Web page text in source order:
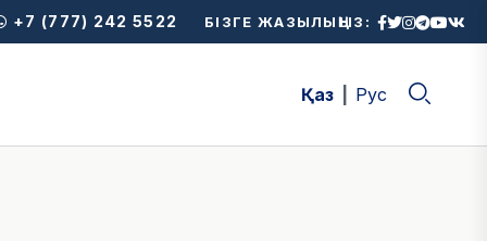
+7 (777) 242 5522 БІЗГЕ ЖАЗЫЛЫҢЫЗ:
Қаз Рус